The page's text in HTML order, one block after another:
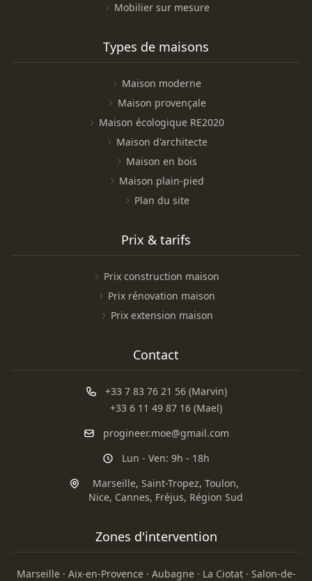
Mobilier sur mesure
Types de maisons
Maison moderne
Maison provençale
Maison écologique RE2020
Maison d'architecte
Maison en bois
Maison plain-pied
Plan du site
Prix & tarifs
Prix construction maison
Prix rénovation maison
Prix extension maison
Contact
+33 7 83 76 21 56 (Marvin)
+33 6 11 49 87 16 (Mael)
progineer.moe@gmail.com
Lun - Ven: 9h - 18h
Marseille, Saint-Tropez, Toulon,
Nice, Cannes, Fréjus, Région Sud
Zones d'intervention
Marseille· Aix-en-Provence· Aubagne· La Ciotat· Salon-de-